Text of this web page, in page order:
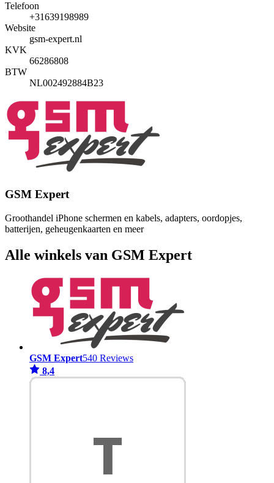
Telefoon
+31639198989
Website
gsm-expert.nl
KVK
66286808
BTW
NL002492884B23
GSM Expert
Groothandel iPhone schermen en kabels, adapters, oordopjes,
batterijen, geheugenkaarten en meer
Alle winkels van GSM Expert
GSM Expert540 Reviews
8,4